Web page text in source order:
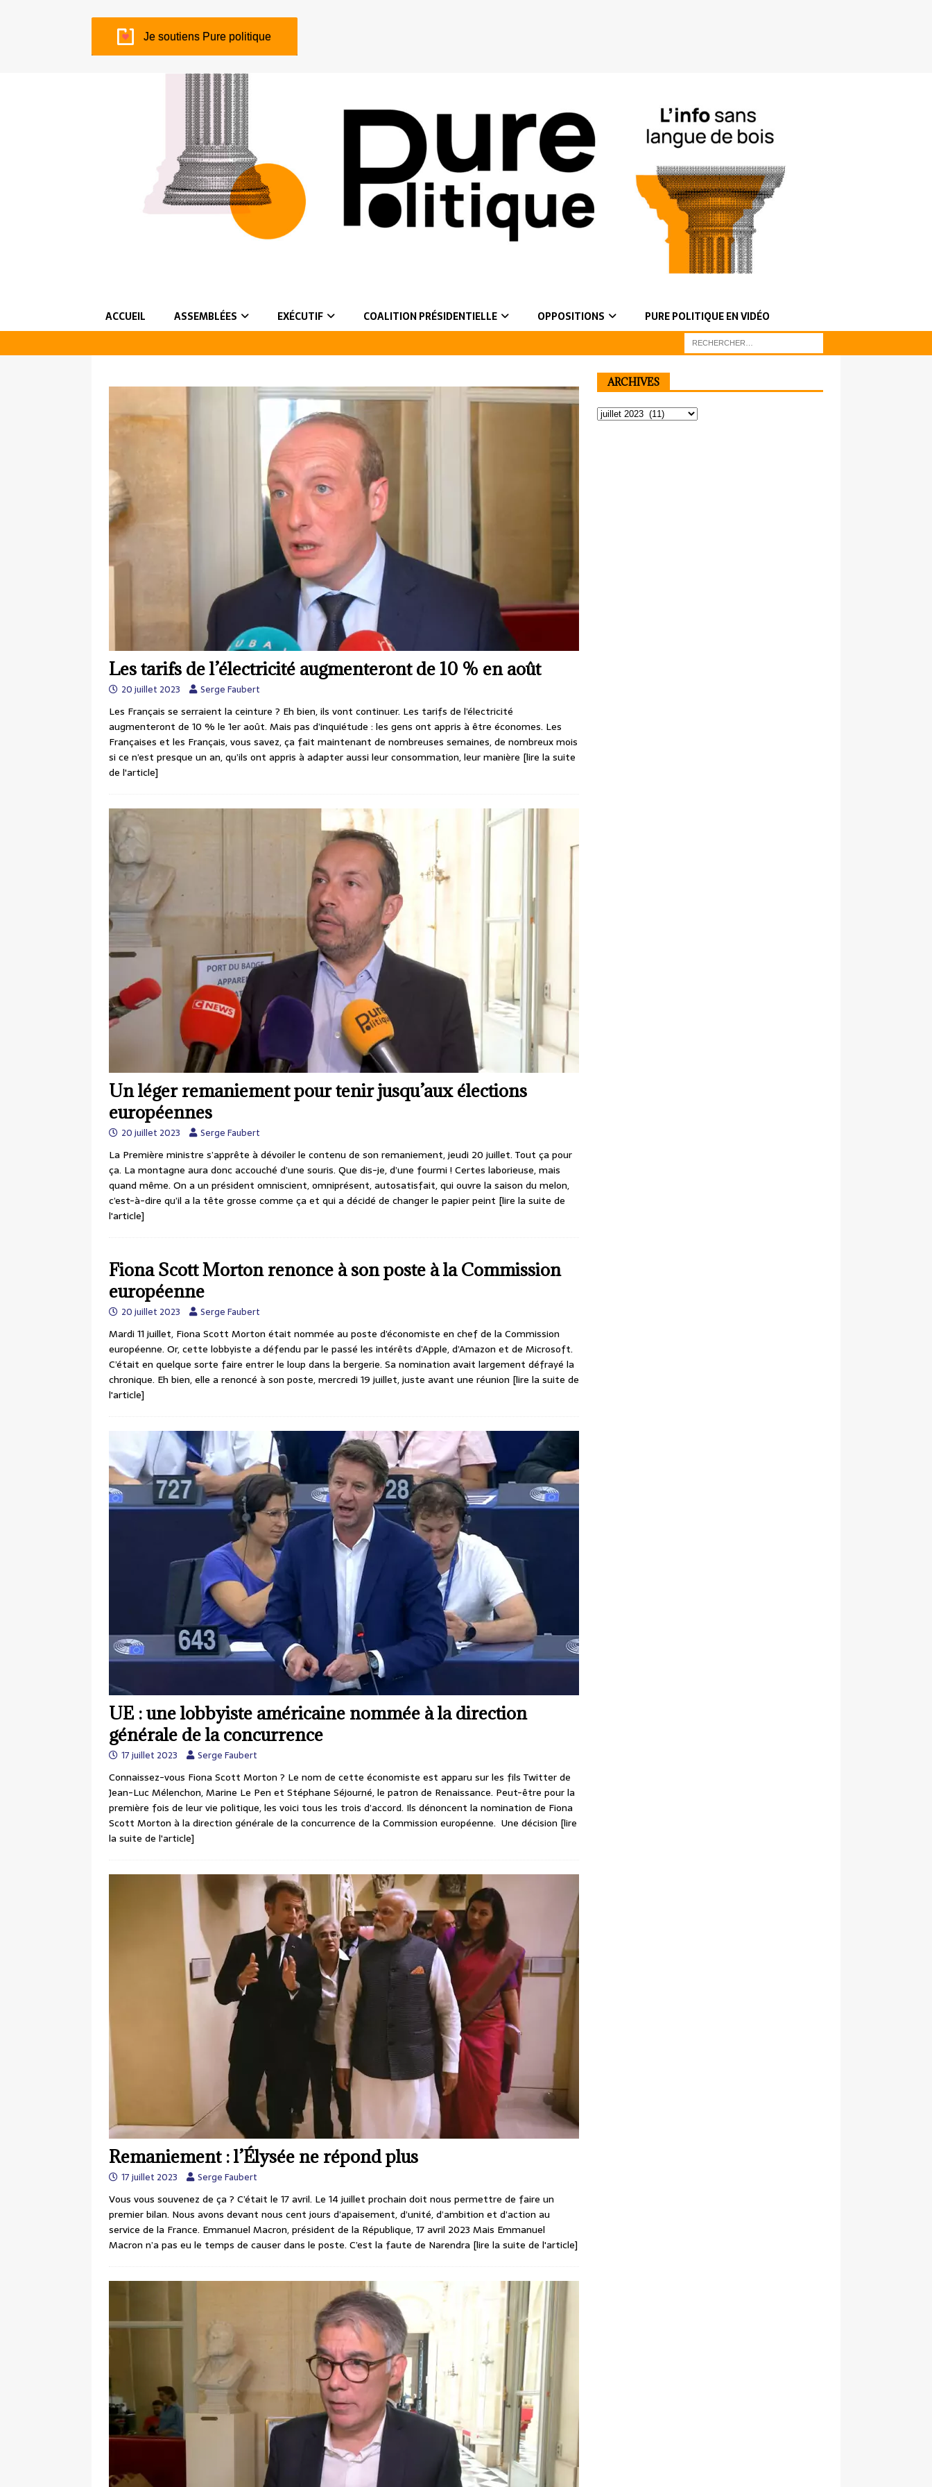
Je soutiens Pure politique
ACCUEIL ASSEMBLÉES EXÉCUTIF COALITION PRÉSIDENTIELLE OPPOSITIONS PURE POLITIQUE EN VIDÉO
Les tarifs de l’électricité augmenteront de 10 % en août
20 juillet 2023 Serge Faubert
Les Français se serraient la ceinture ? Eh bien, ils vont continuer. Les tarifs de l’électricité
augmenteront de 10 % le 1er août. Mais pas d’inquiétude : les gens ont appris à être économes. Les
Françaises et les Français, vous savez, ça fait maintenant de nombreuses semaines, de nombreux mois
si ce n’est presque un an, qu’ils ont appris à adapter aussi leur consommation, leur manière [lire la suite
de l'article]
Un léger remaniement pour tenir jusqu’aux élections
européennes
20 juillet 2023 Serge Faubert
La Première ministre s’apprête à dévoiler le contenu de son remaniement, jeudi 20 juillet. Tout ça pour
ça. La montagne aura donc accouché d’une souris. Que dis-je, d’une fourmi ! Certes laborieuse, mais
quand même. On a un président omniscient, omniprésent, autosatisfait, qui ouvre la saison du melon,
c’est-à-dire qu’il a la tête grosse comme ça et qui a décidé de changer le papier peint [lire la suite de
l'article]
Fiona Scott Morton renonce à son poste à la Commission
européenne
20 juillet 2023 Serge Faubert
Mardi 11 juillet, Fiona Scott Morton était nommée au poste d’économiste en chef de la Commission
européenne. Or, cette lobbyiste a défendu par le passé les intérêts d’Apple, d’Amazon et de Microsoft.
C’était en quelque sorte faire entrer le loup dans la bergerie. Sa nomination avait largement défrayé la
chronique. Eh bien, elle a renoncé à son poste, mercredi 19 juillet, juste avant une réunion [lire la suite de
l'article]
UE : une lobbyiste américaine nommée à la direction
générale de la concurrence
17 juillet 2023 Serge Faubert
Connaissez-vous Fiona Scott Morton ? Le nom de cette économiste est apparu sur les fils Twitter de
Jean-Luc Mélenchon, Marine Le Pen et Stéphane Séjourné, le patron de Renaissance. Peut-être pour la
première fois de leur vie politique, les voici tous les trois d’accord. Ils dénoncent la nomination de Fiona
Scott Morton à la direction générale de la concurrence de la Commission européenne. Une décision [lire
la suite de l'article]
Remaniement : l’Élysée ne répond plus
17 juillet 2023 Serge Faubert
Vous vous souvenez de ça ? C’était le 17 avril. Le 14 juillet prochain doit nous permettre de faire un
premier bilan. Nous avons devant nous cent jours d’apaisement, d’unité, d’ambition et d’action au
service de la France. Emmanuel Macron, président de la République, 17 avril 2023 Mais Emmanuel
Macron n’a pas eu le temps de causer dans le poste. C’est la faute de Narendra [lire la suite de l'article]
ARCHIVES